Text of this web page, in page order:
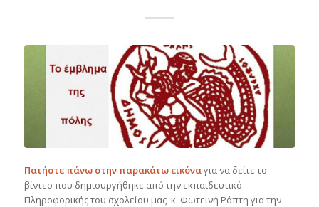
Πατήστε πάνω στην παρακάτω εικόναγια να δείτε το
βίντεο που δημιουργήθηκε από την εκπαιδευτικό
Πληροφορικής του σχολείου μας κ. Φωτεινή Ράπτη για την